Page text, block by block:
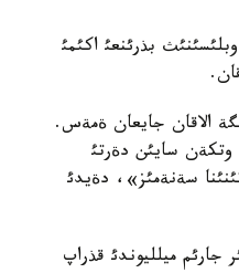
بذرئنعئ اكئمئ
الاقان جايعان ةمةس.
سايئن دةرتئ
سةنةمئز»، دةيدئ
ميلليوندئ قذراپ